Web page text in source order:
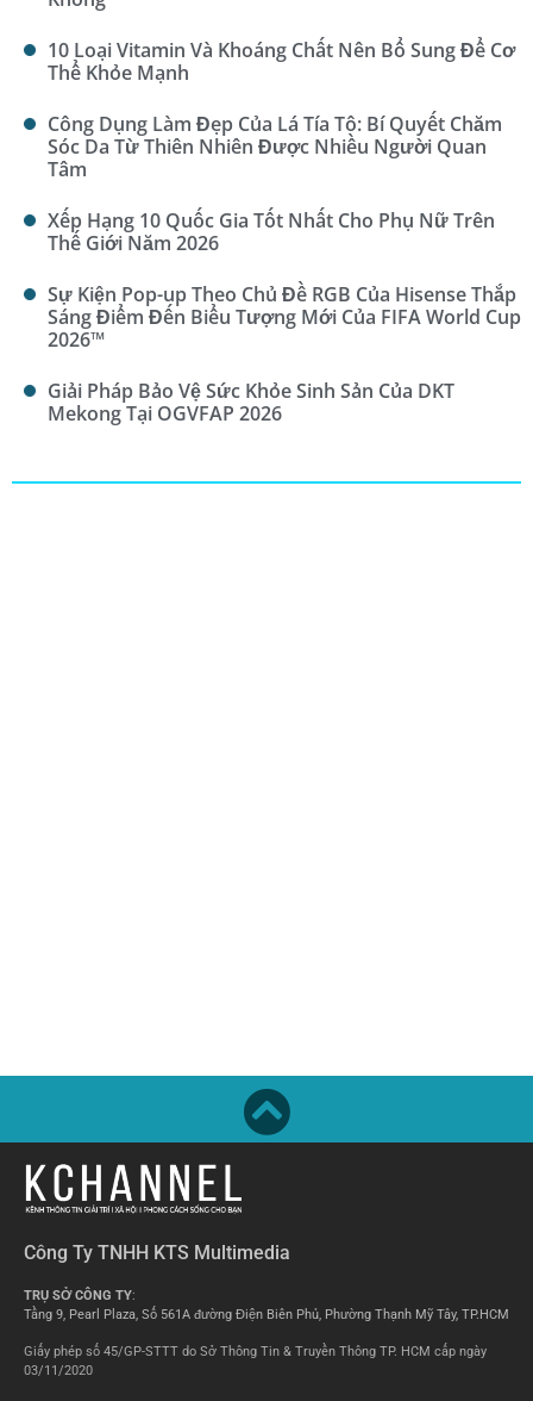
10 Loại Vitamin Và Khoáng Chất Nên Bổ Sung Để Cơ
Thể Khỏe Mạnh
Công Dụng Làm Đẹp Của Lá Tía Tô: Bí Quyết Chăm
Sóc Da Từ Thiên Nhiên Được Nhiều Người Quan
Tâm
Xếp Hạng 10 Quốc Gia Tốt Nhất Cho Phụ Nữ Trên
Thế Giới Năm 2026
Sự Kiện Pop-up Theo Chủ Đề RGB Của Hisense Thắp
Sáng Điểm Đến Biểu Tượng Mới Của FIFA World Cup
2026™
Giải Pháp Bảo Vệ Sức Khỏe Sinh Sản Của DKT
Mekong Tại OGVFAP 2026
Công Ty TNHH KTS Multimedia
TRỤ SỞ CÔNG TY:
Tầng 9, Pearl Plaza, Số 561A đường Điện Biên Phủ, Phường Thạnh Mỹ Tây, TP.HCM
Giấy phép số 45/GP-STTT do Sở Thông Tin & Truyền Thông TP. HCM cấp ngày
03/11/2020